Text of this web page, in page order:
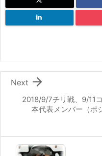
2018/9/7チリ戦、9/11
本代表メンバー（ポ

Next